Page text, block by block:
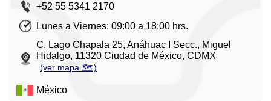
+52 55 5341 2170
Lunes a Viernes: 09:00 a 18:00 hrs.
C. Lago Chapala 25, Anáhuac I Secc., Miguel
Hidalgo, 11320 Ciudad de México, CDMX
(ver mapa 🗺️)
México